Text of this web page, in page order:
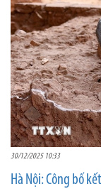
30/12/2025 10:33
Hà Nội: Công bố